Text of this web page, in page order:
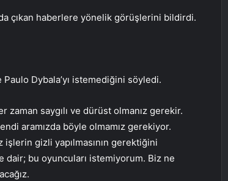
çıkan haberlere yönelik görüşlerini bildirdi.
Dybala’yı istemediğini söyledi.
zaman saygılı ve dürüst olmanız gerekir.
aramızda böyle olmamız gerekiyor.
gizli yapılmasının gerektiğini
dair; bu oyuncuları istemiyorum. Biz ne